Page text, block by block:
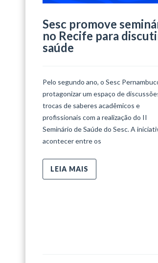
Sesc promove
no Recife para
saúde
Pelo segundo ano, o Sesc
protagonizar um espaço de
trocas de saberes acadêmicos e
profissionais com a realização do II
Seminário de Saúde do Sesc. A
acontecer entre os
LEIA MAIS